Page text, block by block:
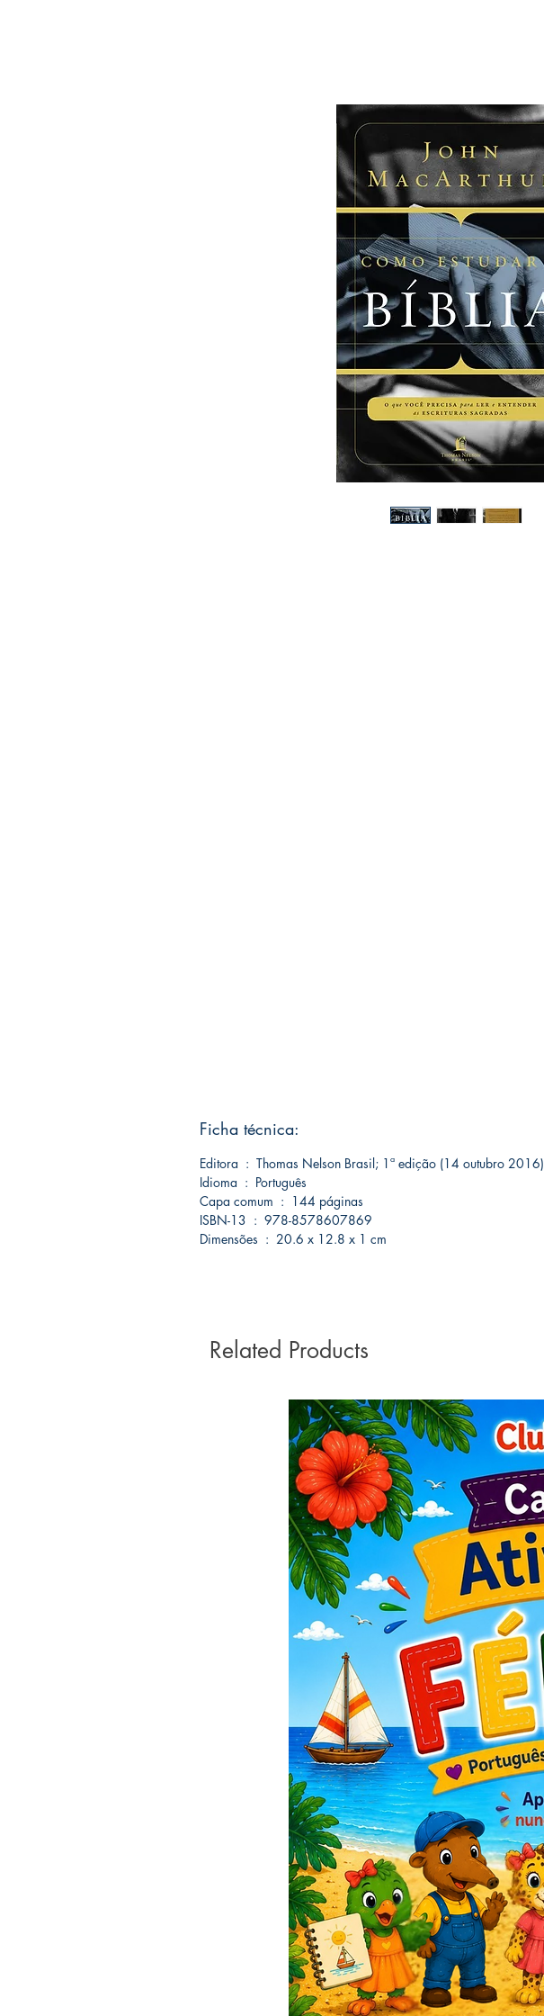
Ficha técnica:
Editora ‏ : ‎ Thomas Nelson Brasil; 1ª edição (14 outubro 2016)
Idioma ‏ : ‎ Português
Capa comum ‏ : ‎ 144 páginas
ISBN-13 ‏ : ‎ 978-8578607869
Dimensões ‏ : ‎ 20.6 x 12.8 x 1 cm
Related Products